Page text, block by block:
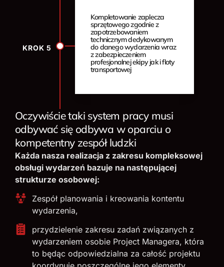
KROK 5
Kompletowanie zaplecza
sprzętowego zgodnie z
zapotrzebowaniem
technicznym dedykowanym
do danego wydarzenia wraz
z zabezpieczeniem
profesjonalnej ekipy jak i floty
transportowej
Oczywiście taki system pracy musi
odbywać się odbywa w oparciu o
kompetentny zespół ludzki
Każda nasza realizacja z zakresu kompleksowej
obsługi wydarzeń bazuje na następującej
strukturze osobowej:
Zespół planowania i kreowania kontentu
wydarzenia,
przydzielenie zakresu zadań związanych z
wydarzeniem osobie Project Managera, która
to będąc odpowiedzialna za całość projektu